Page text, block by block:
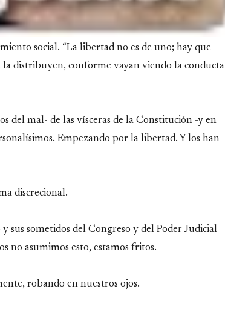
social. “La libertad no es de uno; hay que
la distribuyen, conforme vayan viendo la conducta
del mal- de las vísceras de la Constitución -y en
Empezando por la libertad. Y los han
discrecional.
sus sometidos del Congreso y del Poder Judicial
no asumimos esto, estamos fritos.
robando en nuestros ojos.